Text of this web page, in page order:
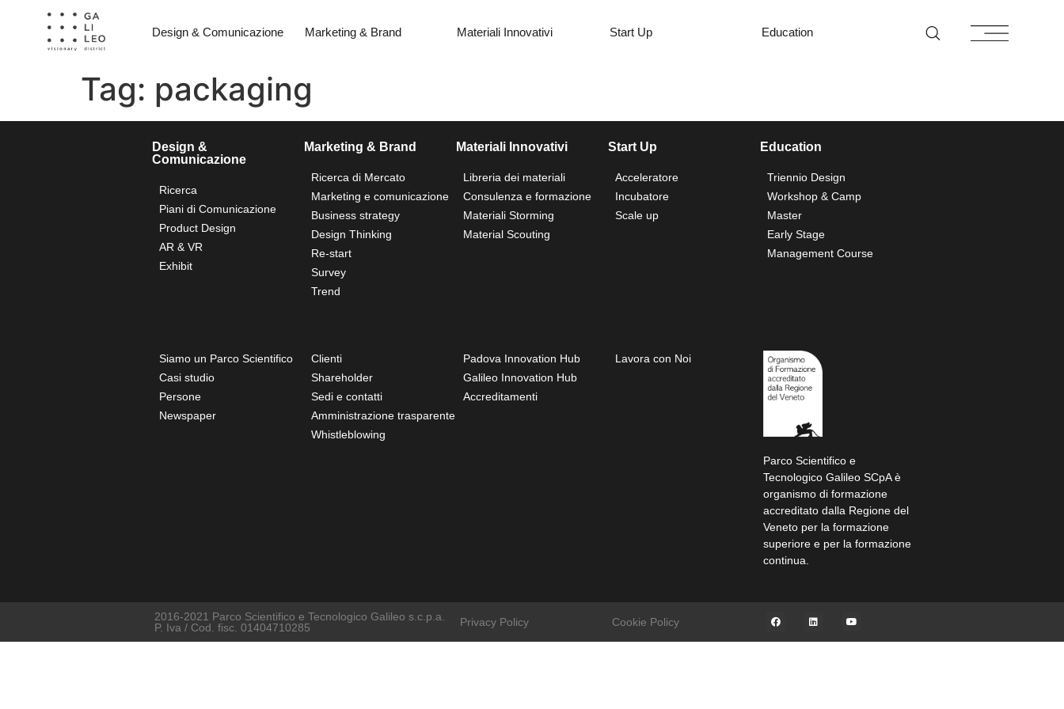
Design & Comunicazione Marketing & Brand Materiali Innovativi Start Up Education
Tag: packaging
Design &
Comunicazione
Ricerca
Piani di Comunicazione
Product Design
AR & VR
Exhibit
Marketing & Brand
Ricerca di Mercato
Marketing e comunicazione
Business strategy
Design Thinking
Re-start
Survey
Trend
Materiali Innovativi
Libreria dei materiali
Consulenza e formazione
Materiali Storming
Material Scouting
Start Up
Acceleratore
Incubatore
Scale up
Education
Triennio Design
Workshop & Camp
Master
Early Stage
Management Course
Siamo un Parco Scientifico
Casi studio
Persone
Newspaper
Clienti
Shareholder
Sedi e contatti
Amministrazione trasparente
Whistleblowing
Padova Innovation Hub
Galileo Innovation Hub
Accreditamenti
Lavora con Noi
Parco Scientifico e
Tecnologico Galileo SCpA è
organismo di formazione
accreditato dalla Regione del
Veneto per la formazione
superiore e per la formazione
continua.
2016-2021 Parco Scientifico e Tecnologico Galileo s.c.p.a.
P. Iva / Cod. fisc. 01404710285
Privacy Policy Cookie Policy